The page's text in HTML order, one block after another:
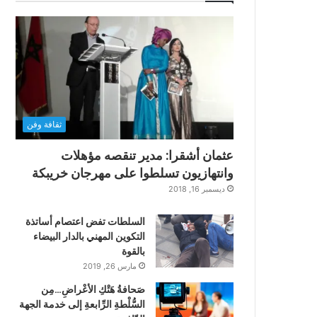
ثقافة وفن
عثمان أشقرا: مدير تنقصه مؤهلات
وانتهازيون تسلطوا على مهرجان خريبكة
ديسمبر 16, 2018
السلطات تفض اعتصام أساتذة
التكوين المهني بالدار البيضاء
بالقوة
مارس 26, 2019
صَحافةُ هَتْكِ الأعْراضِ…مِن
السُّلْطةِ الرِّابعةِ إلى خدمة الجهة